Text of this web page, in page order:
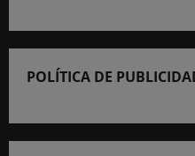
POLÍTICA DE